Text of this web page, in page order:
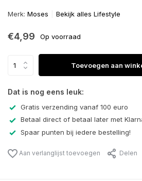
Merk: Moses Bekijk alles Lifestyle
€4,99 Op voorraad
Toevoegen aan
Dat is nog eens leuk:
Gratis verzending vanaf 100 euro
Betaal direct of betaal later met
Spaar punten bij iedere bestelling!
Aan verlanglijst toevoegen Delen